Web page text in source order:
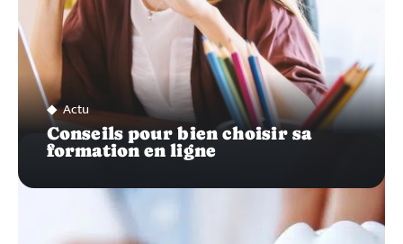
Actu
Conseils pour bien choisir sa
formation en ligne